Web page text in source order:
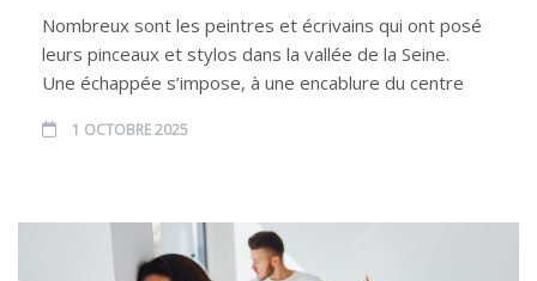
Nombreux sont les peintres et écrivains qui ont posé
leurs pinceaux et stylos dans la vallée de la Seine.
Une échappée s’impose, à une encablure du centre
1 OCTOBRE 2025